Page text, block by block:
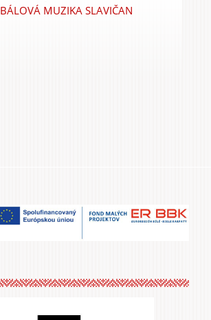
MUZIKA SLAVIČAN